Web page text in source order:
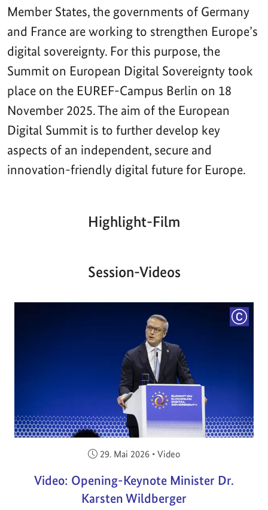
Member States, the governments of Germany
and France are working to strengthen Europe’s
digital sovereignty. For this purpose, the
Summit on European Digital Sovereignty took
place on the EUREF-Campus Berlin on 18
November 2025. The aim of the European
Digital Summit is to further develop key
aspects of an independent, secure and
innovation-friendly digital future for Europe.
Highlight-Film
Aktueller
00:00| 00:00
Session-Videos
Veröffentlicht am:
29. Mai 2026 • Video
Video: Opening-Keynote Minister Dr.
Karsten Wildberger